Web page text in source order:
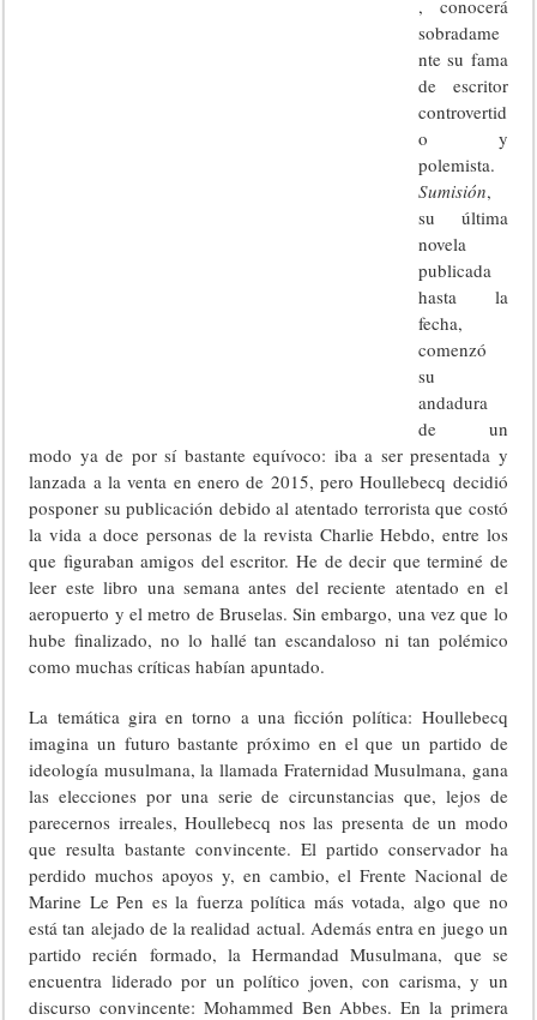
, conocerá
sobradame
nte su fama
de escritor
controvertid
o y
polemista.
Sumisión,
su última
novela
publicada
hasta la
fecha,
comenzó
su
andadura
de un
modo ya de por sí bastante equívoco: iba a ser presentada y
lanzada a la venta en enero de 2015, pero Houllebecq decidió
posponer su publicación debido al atentado terrorista que costó
la vida a doce personas de la revista Charlie Hebdo, entre los
que figuraban amigos del escritor. He de decir que terminé de
leer este libro una semana antes del reciente atentado en el
aeropuerto y el metro de Bruselas. Sin embargo, una vez que lo
hube finalizado, no lo hallé tan escandaloso ni tan polémico
como muchas críticas habían apuntado.
La temática gira en torno a una ficción política: Houllebecq
imagina un futuro bastante próximo en el que un partido de
ideología musulmana, la llamada Fraternidad Musulmana, gana
las elecciones por una serie de circunstancias que, lejos de
parecernos irreales, Houllebecq nos las presenta de un modo
que resulta bastante convincente. El partido conservador ha
perdido muchos apoyos y, en cambio, el Frente Nacional de
Marine Le Pen es la fuerza política más votada, algo que no
está tan alejado de la realidad actual. Además entra en juego un
partido recién formado, la Hermandad Musulmana, que se
encuentra liderado por un político joven, con carisma, y un
discurso convincente: Mohammed Ben Abbes. En la primera